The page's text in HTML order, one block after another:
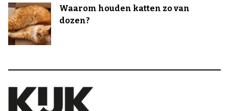
Waarom houden katten zo van
dozen?